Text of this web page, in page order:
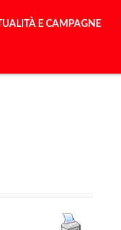
E CAMPAGNE